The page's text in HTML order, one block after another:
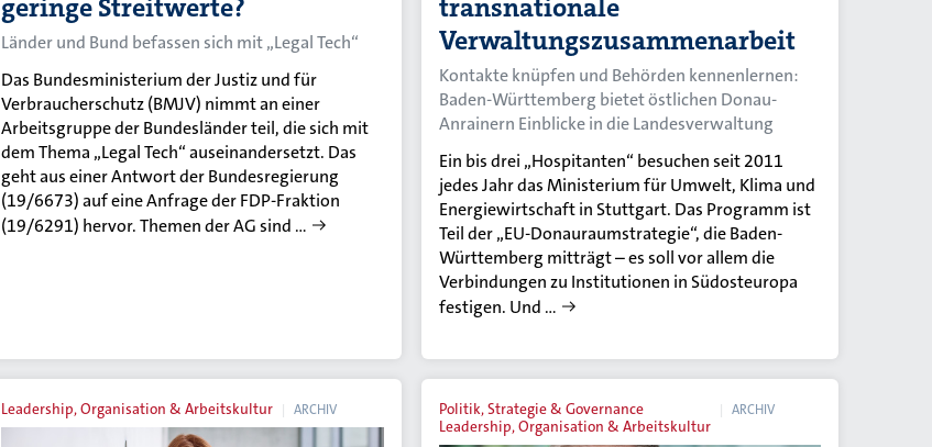
geringe Streitwerte?
Länder und Bund befassen sich mit „Legal Tech“
Das Bundesministerium der Justiz und für
Verbraucherschutz (BMJV) nimmt an einer
Arbeitsgruppe der Bundesländer teil, die sich mit
dem Thema „Legal Tech“ auseinandersetzt. Das
geht aus einer Antwort der Bundesregierung
(19/6673) auf eine Anfrage der FDP-Fraktion
(19/6291) hervor. Themen der AG sind …
transnationale
Verwaltungszusammenarbeit
Kontakte knüpfen und Behörden kennenlernen:
Baden-Württemberg bietet östlichen Donau-
Anrainern Einblicke in die Landesverwaltung
Ein bis drei „Hospitanten“ besuchen seit 2011
jedes Jahr das Ministerium für Umwelt, Klima und
Energiewirtschaft in Stuttgart. Das Programm ist
Teil der „EU-Donauraumstrategie“, die Baden-
Württemberg mitträgt – es soll vor allem die
Verbindungen zu Institutionen in Südosteuropa
festigen. Und …
Leadership, Organisation & Arbeitskultur ARCHIV
Politik, Strategie & Governance
Leadership, Organisation & Arbeitskultur
ARCHIV